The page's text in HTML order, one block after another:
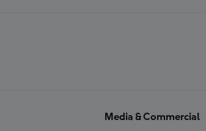
Media & Commercial